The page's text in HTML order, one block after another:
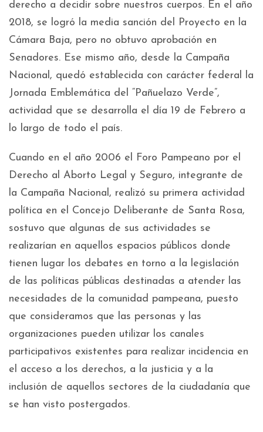
derecho a decidir sobre nuestros cuerpos. En el año
2018, se logró la media sanción del Proyecto en la
Cámara Baja, pero no obtuvo aprobación en
Senadores. Ese mismo año, desde la Campaña
Nacional, quedó establecida con carácter federal la
Jornada Emblemática del “Pañuelazo Verde”,
actividad que se desarrolla el día 19 de Febrero a
lo largo de todo el país.
Cuando en el año 2006 el Foro Pampeano por el
Derecho al Aborto Legal y Seguro, integrante de
la Campaña Nacional, realizó su primera actividad
política en el Concejo Deliberante de Santa Rosa,
sostuvo que algunas de sus actividades se
realizarían en aquellos espacios públicos donde
tienen lugar los debates en torno a la legislación
de las políticas públicas destinadas a atender las
necesidades de la comunidad pampeana, puesto
que consideramos que las personas y las
organizaciones pueden utilizar los canales
participativos existentes para realizar incidencia en
el acceso a los derechos, a la justicia y a la
inclusión de aquellos sectores de la ciudadanía que
se han visto postergados.